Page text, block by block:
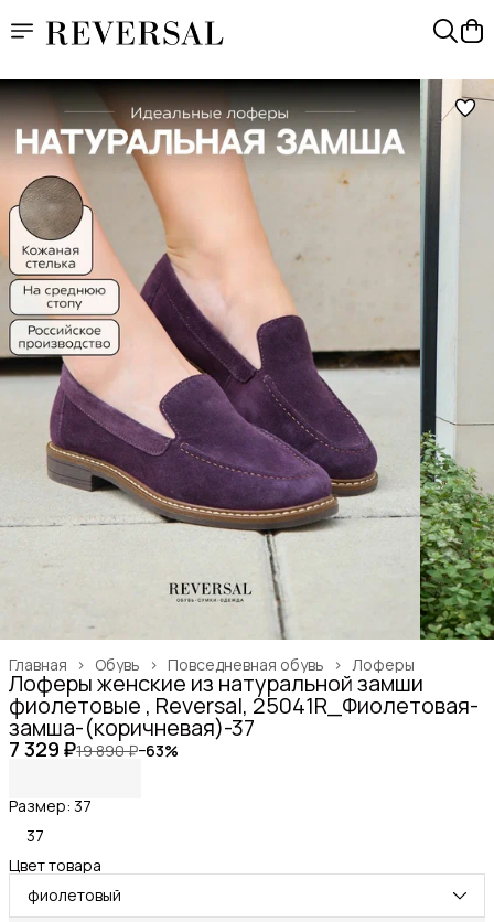
Лоферы
Повседневная обувь ›
Обувь ›
Главная ›
Лоферы женские из натуральной замши
фиолетовые , Reversal, 25041R_Фиолетовая-
замша-(коричневая)-37
7 329 ₽19 890 ₽−63%
Размер: 37
37
Цвет товара
фиолетовый